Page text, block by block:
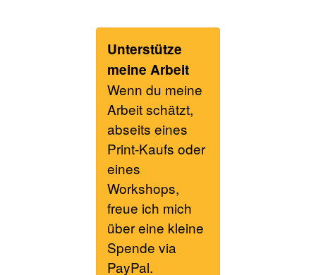
Unterstütze
meine Arbeit
Wenn du meine
Arbeit schätzt,
abseits eines
Print-Kaufs oder
eines
Workshops,
freue ich mich
über eine kleine
Spende via
PayPal.